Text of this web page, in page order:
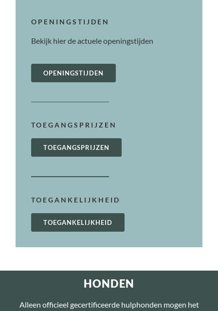
OPENINGSTIJDEN
Bekijk hier de actuele openingstijden
OPENINGSTIJDEN
TOEGANGSPRIJZEN
TOEGANGSPRIJZEN
TOEGANKELIJKHEID
TOEGANKELIJKHEID
HONDEN
Alleen officieel gecertificeerde hulphonden mogen het